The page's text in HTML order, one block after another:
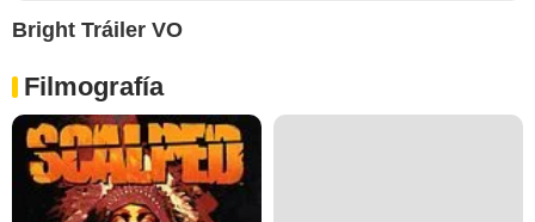
Bright Tráiler VO
Filmografía